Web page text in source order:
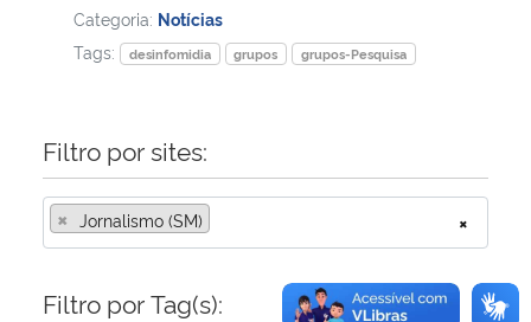
Categoria: Notícias
Tags:
desinfomidia grupos grupos-Pesquisa
Filtro por sites:
×
× Jornalismo (SM)
Filtro por Tag(s):